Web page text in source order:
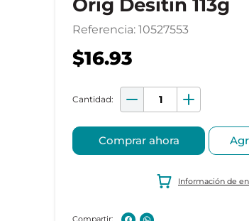
Orig Desitin 113g
Referencia: 10527553
$16.93
Comprar ahora
Información de